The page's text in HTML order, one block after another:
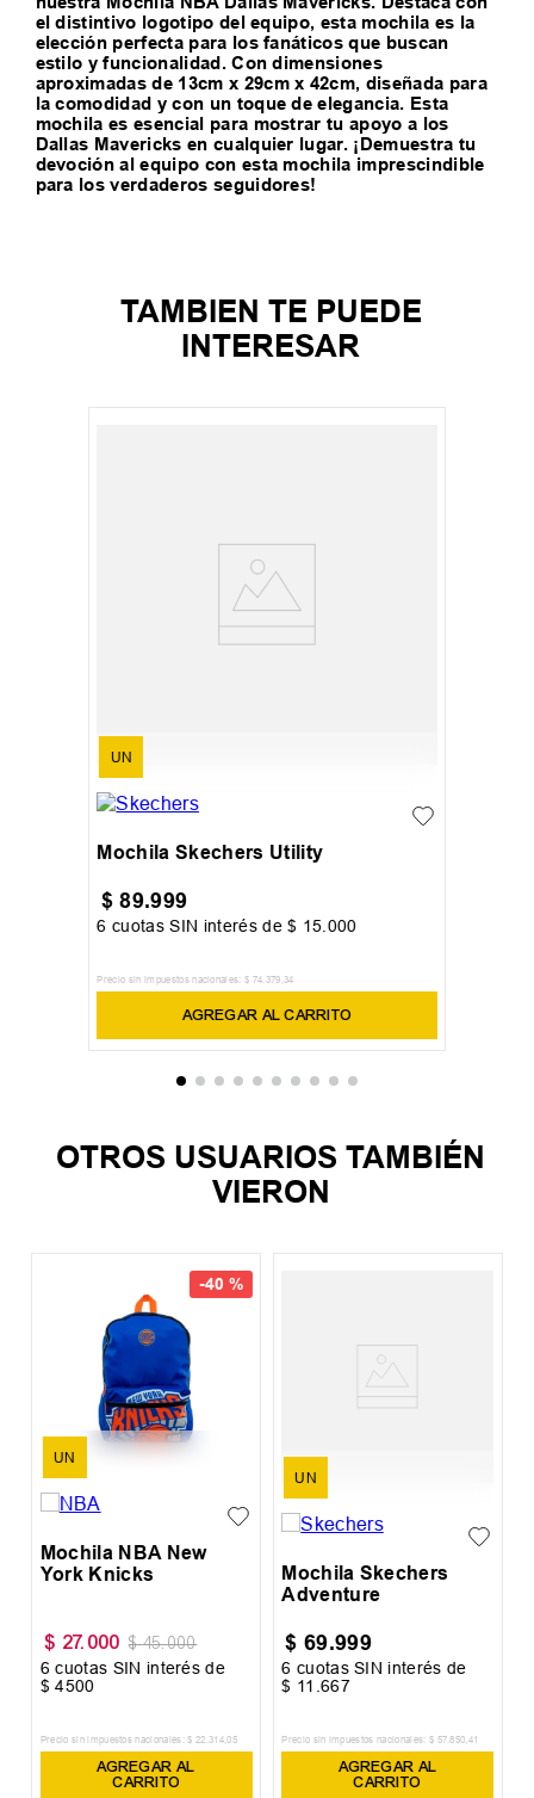
el distintivo logotipo del equipo, esta mochila es la
elección perfecta para los fanáticos que buscan
estilo y funcionalidad. Con dimensiones
aproximadas de 13cm x 29cm x 42cm, diseñada para
la comodidad y con un toque de elegancia. Esta
mochila es esencial para mostrar tu apoyo a los
Dallas Mavericks en cualquier lugar. ¡Demuestra tu
devoción al equipo con esta mochila imprescindible
para los verdaderos seguidores!
TAMBIEN TE PUEDE
INTERESAR
UN
Mochila Skechers Utility
$ 89.999
6 cuotas SIN interés de$ 15 000
Precio sin impuestos nacionales: $ 74 379 34
AGREGAR AL CARRITO
OTROS USUARIOS TAMBIÉN
VIERON
-40 %
UN
Mochila NBA New
York Knicks
$ 27. 000 $ 45.000
6 cuotas SIN interés de
$ 4500
Precio sin impuestos nacionales: $ 22 314,05
AGREGAR AL
CARRITO
UN
Mochila Skechers
Adventure
$ 69.999
6 cuotas SIN interés de
$ 11 667
Precio sin impuestos nacionales: $ 57 .850 41
AGREGAR AL
CARRITO